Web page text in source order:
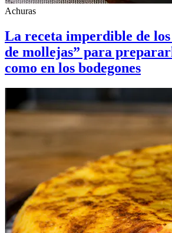
Achuras
La receta imperdible de
de mollejas” para
como en los bodegones